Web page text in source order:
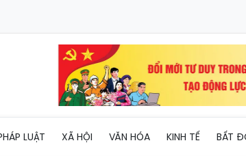
LUẬT XÃ HỘI VĂN HÓA KINH TẾ BẤT